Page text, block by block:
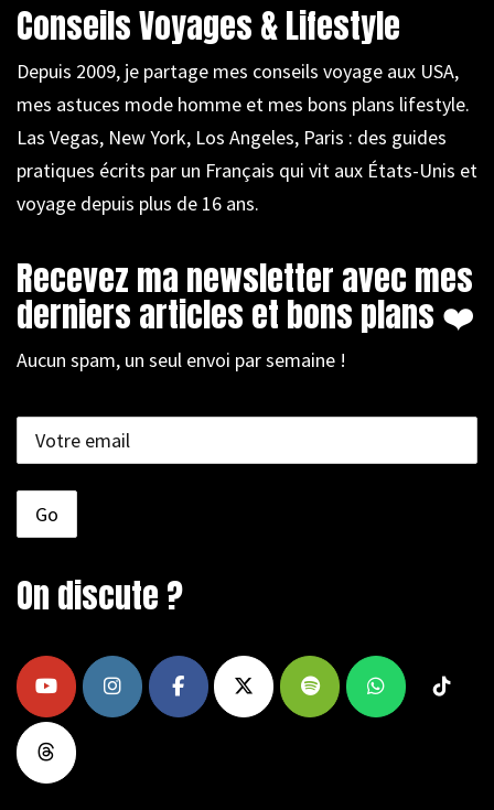
Conseils Voyages & Lifestyle
Depuis 2009, je partage mes conseils voyage aux USA,
mes astuces mode homme et mes bons plans lifestyle.
Las Vegas, New York, Los Angeles, Paris : des guides
pratiques écrits par un Français qui vit aux États-Unis et
voyage depuis plus de 16 ans.
Recevez ma newsletter avec mes
derniers articles et bons plans ❤️
Aucun spam, un seul envoi par semaine !
On discute ?